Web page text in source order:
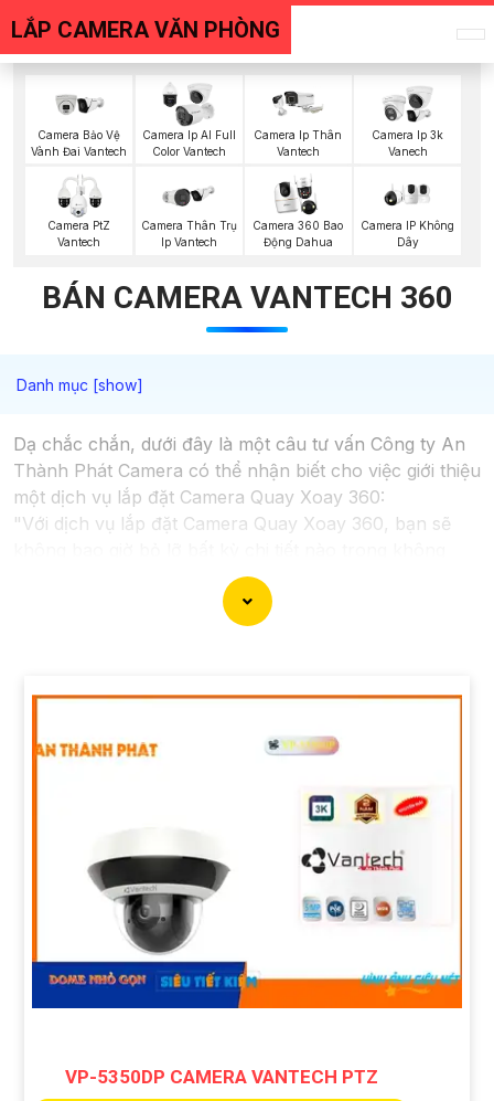
LẮP CAMERA VĂN PHÒNG
Camera Bảo Vệ
Vành Đai Vantech
Camera Ip AI Full
Color Vantech
Camera Ip Thân
Vantech
Camera Ip 3k
Vanech
Camera PtZ
Vantech
Camera Thân Trụ
Ip Vantech
Camera 360 Bao
Động Dahua
Camera IP Không
Dây
BÁN CAMERA VANTECH 360
Dạ chắc chắn, dưới đây là một câu tư vấn Công ty An
Thành Phát Camera có thể nhận biết cho việc giới thiệu
một dịch vụ lắp đặt Camera Quay Xoay 360:
"Với dịch vụ lắp đặt Camera Quay Xoay 360, bạn sẽ
gian giám sát. Hệ thống camera hiện đại này cho phép
quay xoay 360 độ, giúp ghi lại mọi góc cạnh và hành
động trong ngôi nhà, văn phòng hay cửa hàng của bạn
tin chi tiết và được tư vấn miễn phí."
Hy vọng câu này sẽ giúp bạn trong việc giới thiệu dịch
vụ lắp đặt Camera Quay Xoay 360. Nếu bạn cần thêm
sự hỗ trợ hoặc tư vấn khác, đừng ngần ngại để lại câu
VP-5350DP CAMERA VANTECH PTZ